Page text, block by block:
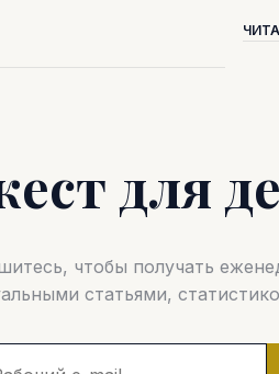
для
чтобы получать
статьями,